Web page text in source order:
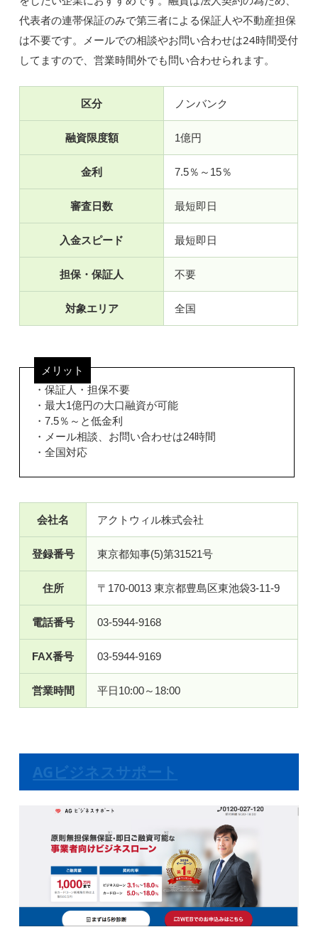
代表者の連帯保証のみで第三者による保証人や不動産担保
は不要です。メールでの相談やお問い合わせは24時間受付
してますので、営業時間外でも問い合わせられます。
区分 ノンバンク
融資限度額 1億円
金利 7.5％～15％
審査日数 最短即日
入金スピード 最短即日
担保・保証人 不要
対象エリア 全国
メリット
・保証人・担保不要
・最大1億円の大口融資が可能
・7.5％～と低金利
・メール相談、お問い合わせは24時間
・全国対応
会社名 アクトウィル株式会社
登録番号 東京都知事(5)第31521号
住所 〒170-0013 東京都豊島区東池袋3-11-9
電話番号 03-5944-9168
FAX番号 03-5944-9169
営業時間 平日10:00～18:00
AGビジネスサポート